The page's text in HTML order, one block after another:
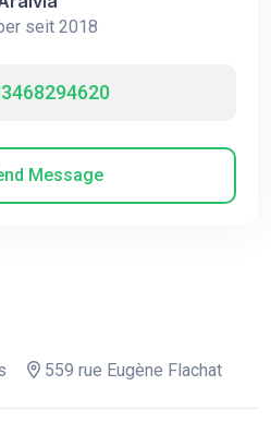
seit 2018
Message
559 rue Eugène Flachat